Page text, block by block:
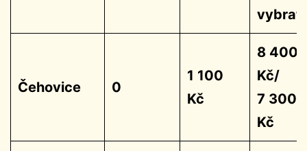
vybrat
Čehovice 0
1 100
Kč
8 400
Kč/
7 300
Kč